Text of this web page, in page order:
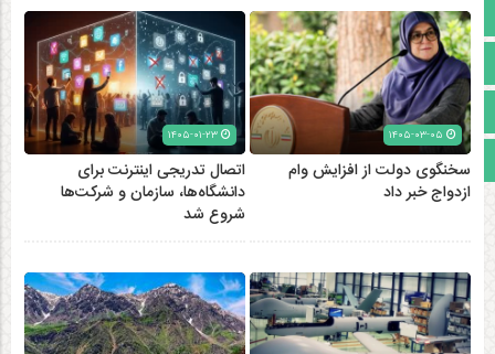
تالار گفتمان
آپارات
اینستاگرام
مجوز سایت
سخنگوی دولت از افزایش وام
ازدواج خبر داد
اتصال تدریجی اینترنت برای
دانشگاه‌ها، سازمان و شرکت‌ها
شروع شد